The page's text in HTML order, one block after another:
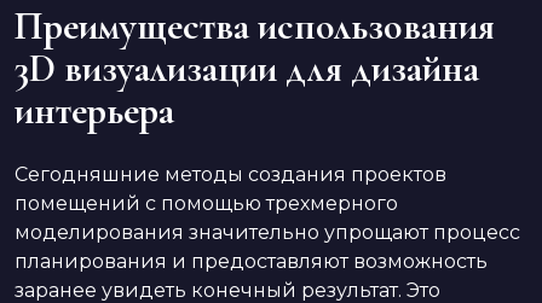
Преимущества использования
3D визуализации для дизайна
интерьера
Сегодняшние методы создания проектов
помещений с помощью трехмерного
моделирования значительно упрощают процесс
планирования и предоставляют возможность
заранее увидеть конечный результат. Это